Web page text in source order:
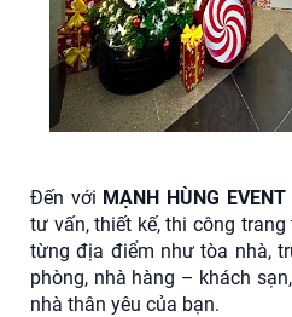
Đến với MẠNH HÙNG EVENT
tư vấn, thiết kế, thi công
từng địa điểm như tòa nhà,
phòng, nhà hàng – khách
nhà thân yêu của bạn.